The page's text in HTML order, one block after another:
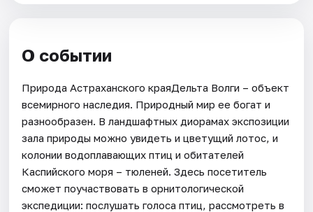
О событии
Природа Астраханского краяДельта Волги – объект
всемирного наследия. Природный мир ее богат и
разнообразен. В ландшафтных диорамах экспозиции
зала природы можно увидеть и цветущий лотос, и
колонии водоплавающих птиц и обитателей
Каспийского моря – тюленей. Здесь посетитель
сможет поучаствовать в орнитологической
экспедиции: послушать голоса птиц, рассмотреть в